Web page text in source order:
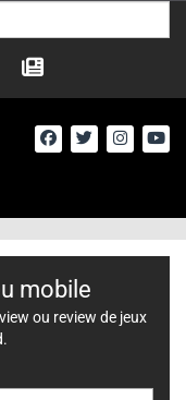
mobile
ou review de jeux